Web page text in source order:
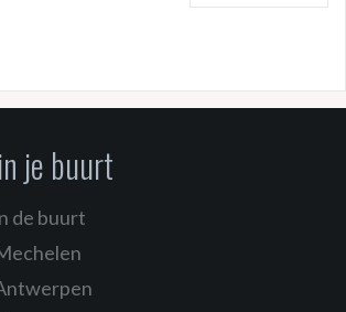
je buurt
de buurt